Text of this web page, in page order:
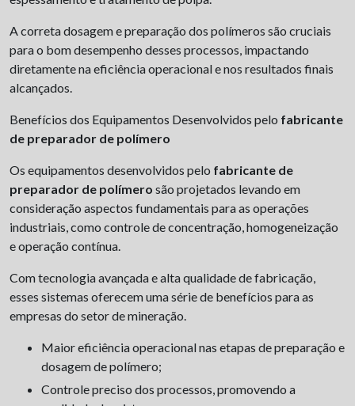
A correta dosagem e preparação dos polímeros são cruciais
para o bom desempenho desses processos, impactando
diretamente na eficiência operacional e nos resultados finais
alcançados.
Benefícios dos Equipamentos Desenvolvidos pelo fabricante
de preparador de polímero
Os equipamentos desenvolvidos pelo fabricante de
preparador de polímero são projetados levando em
consideração aspectos fundamentais para as operações
industriais, como controle de concentração, homogeneização
e operação contínua.
Com tecnologia avançada e alta qualidade de fabricação,
esses sistemas oferecem uma série de benefícios para as
empresas do setor de mineração.
Maior eficiência operacional nas etapas de preparação e
dosagem de polímero;
Controle preciso dos processos, promovendo a